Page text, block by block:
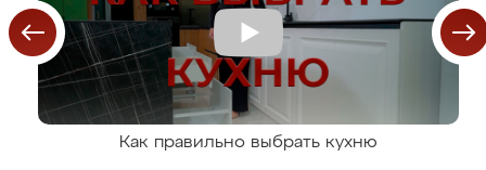
Как правильно выбрать кухню